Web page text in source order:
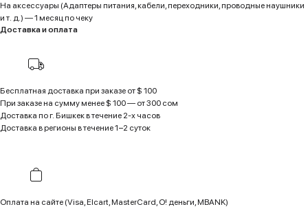
На аксессуары (Адаптеры питания, кабели, переходники, проводные наушники
и т. д.) — 1 месяц по чеку
Доставка и оплата
Бесплатная доставка при заказе от $ 100
При заказе на сумму менее $ 100 — от 300 сом
Доставка по г. Бишкек в течение 2-х часов
Доставка в регионы в течение 1−2 суток
Оплата на сайте (Visa, Elcart, MasterCard, O! деньги, MBANK)